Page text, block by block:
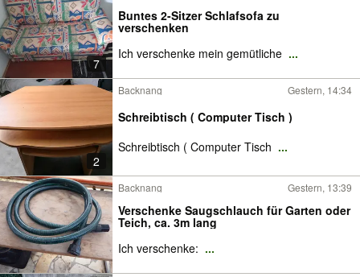
7
Buntes 2-Sitzer Schlafsofa zu
verschenken
Ich verschenke mein gemütliche ...
2
Backnang Gestern, 14:34
Schreibtisch ( Computer Tisch )
Schreibtisch ( Computer Tisch ...
Backnang Gestern, 13:39
Verschenke Saugschlauch für Garten oder
Teich, ca. 3m lang
Ich verschenke: ...